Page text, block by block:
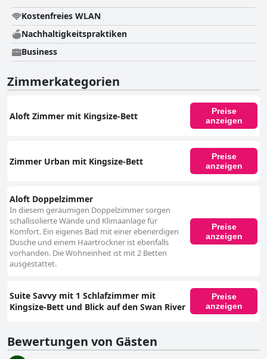
Kostenfreies WLAN
Nachhaltigkeitspraktiken
Business
Zimmerkategorien
Aloft Zimmer mit Kingsize-Bett
Preise
anzeigen
Zimmer Urban mit Kingsize-Bett
Preise
anzeigen
Aloft Doppelzimmer
In diesem geräumigen Doppelzimmer sorgen
schallisolierte Wände und Klimaanlage für
Komfort. Ein eigenes Bad mit einer ebenerdigen
Dusche und einem Haartrockner ist ebenfalls
vorhanden. Die Wohneinheit ist mit 2 Betten
ausgestattet.
Preise
anzeigen
Suite Savvy mit 1 Schlafzimmer mit
Kingsize-Bett und Blick auf den Swan River
Preise
anzeigen
Bewertungen von Gästen